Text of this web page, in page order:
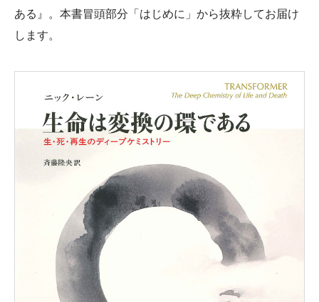
ある』。本書冒頭部分「はじめに」から抜粋してお届け
します。